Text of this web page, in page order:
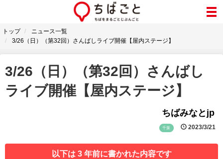
トップ
ニュース一覧
3/26（日）（第32回）さんばしライブ開催【屋内ステージ】
3/26（日）（第32回）さんばし
ライブ開催【屋内ステージ】
ちばみなとjp
千葉 2023/3/21
以下は 3 年前に書かれた内容です